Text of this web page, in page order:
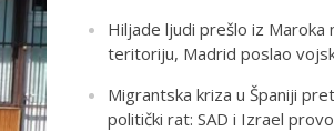
Hiljade ljudi prešlo iz Maroka
teritoriju, Madrid poslao
Migrantska kriza u Španiji
politički rat: SAD i Izrael